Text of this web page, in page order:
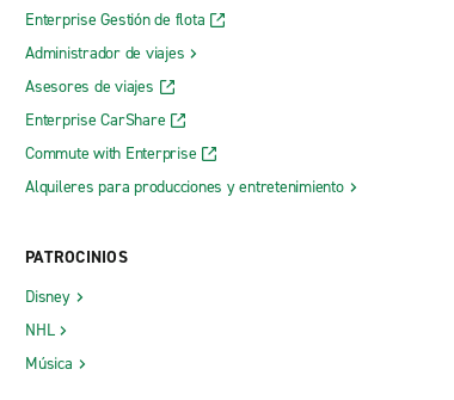
Enterprise Gestión de flota
Administrador de viajes
Asesores de viajes
Enterprise CarShare
Commute with Enterprise
Alquileres para producciones y entretenimiento
PATROCINIOS
Disney
NHL
Música